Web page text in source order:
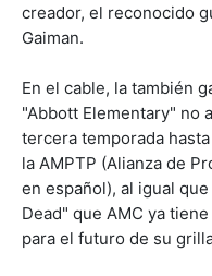
creador, el reconocido
Gaiman.
En el cable, la también
"Abbott Elementary" no
tercera temporada
la AMPTP (Alianza de
en español), al igual
Dead" que AMC ya
para el futuro de su